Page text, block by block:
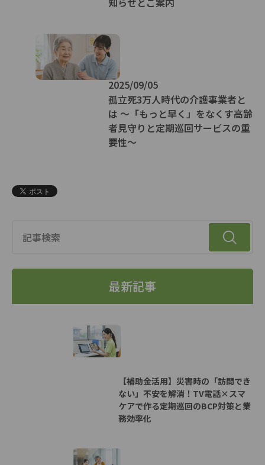
2025/09/05
孤立死3万人時代の介護事業者と
は ～「もっと早く」をなくす高齢
者見守りと定期巡回サービスの重
要性～
最新記事
【補助金活用】災害時の「訪問でき
ない」不安を解消！TV電話×スマ
ケアで作る定期巡回のBCP対策と業
務効率化